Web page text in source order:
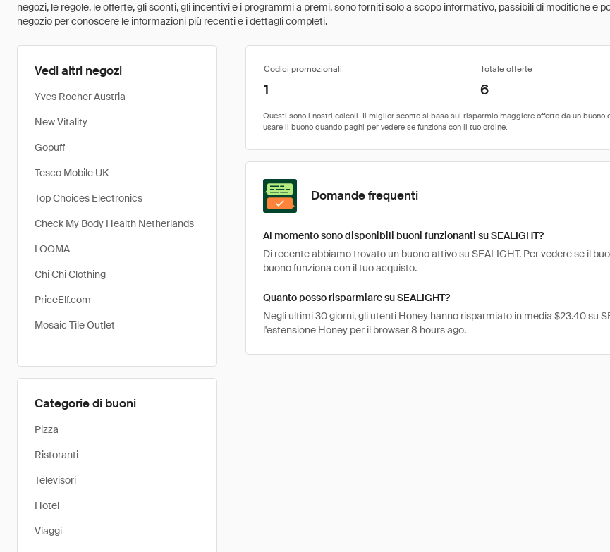
negozi, le regole, le offerte, gli sconti, gli incentivi e i programmi a premi, sono forniti solo a scopo informativo, passibili di modifiche e
negozio per conoscere le informazioni più recenti e i dettagli completi.
Vedi altri negozi
Yves Rocher Austria
New Vitality
Gopuff
Tesco Mobile UK
Top Choices Electronics
Check My Body Health Netherlands
LOOMA
Chi Chi Clothing
PriceElf.com
Mosaic Tile Outlet
Categorie di buoni
Pizza
Ristoranti
Televisori
Hotel
Viaggi
Codici promozionali Totale offerte
1 6
Domande frequenti
Al momento sono disponibili buoni funzionanti su SEALIGHT?
Di recente abbiamo trovato un buono attivo su SEALIGHT. Per vedere se il
buono funziona con il tuo acquisto.
Quanto posso risparmiare su SEALIGHT?
Negli ultimi 30 giorni, gli utenti Honey hanno risparmiato in media $23.40 su
l'estensione Honey per il browser 8 hours ago.